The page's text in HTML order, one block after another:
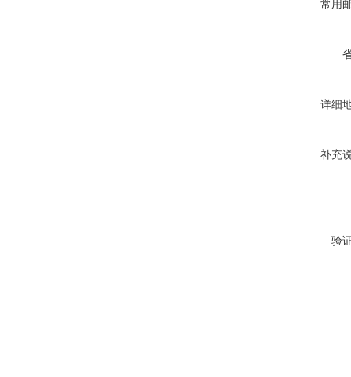
常用
详细
补充
验